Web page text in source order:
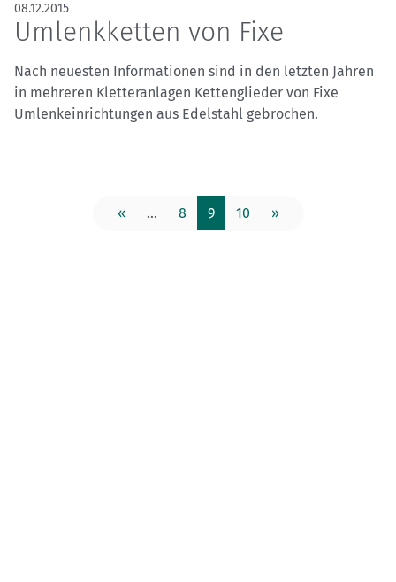
08.12.2015
Umlenkketten von Fixe
Nach neuesten Informationen sind in den letzten Jahren
in mehreren Kletteranlagen Kettenglieder von Fixe
Umlenkeinrichtungen aus Edelstahl gebrochen.
« ... 8 9 10 »